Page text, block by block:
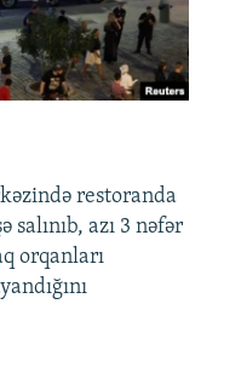
restoranda
salınıb, azı 3 nəfər
orqanları